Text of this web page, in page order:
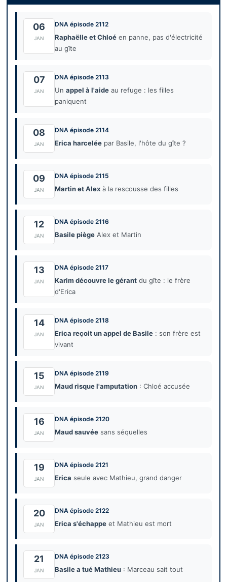
06
JAN
DNA épisode 2112
Raphaëlle et Chloé en panne, pas d'électricité
au gîte
07
JAN
DNA épisode 2113
Unappel à l'aide au refuge : les filles
paniquent
08
JAN
DNA épisode 2114
Erica harcelée par Basile, l'hôte du gîte ?
09
JAN
DNA épisode 2115
Martin et Alex à la rescousse des filles
12
JAN
DNA épisode 2116
Basile piège Alex et Martin
13
JAN
DNA épisode 2117
Karim découvre le gérant du gîte : le frère
d'Erica
14
JAN
DNA épisode 2118
Erica reçoit un appel de Basile : son frère est
vivant
15
JAN
DNA épisode 2119
Maud risque l'amputation : Chloé accusée
16
JAN
DNA épisode 2120
Maud sauvée sans séquelles
19
JAN
DNA épisode 2121
Erica seule avec Mathieu, grand danger
20
JAN
DNA épisode 2122
Erica s'échappe et Mathieu est mort
21
JAN
DNA épisode 2123
Basile a tué Mathieu : Marceau sait tout